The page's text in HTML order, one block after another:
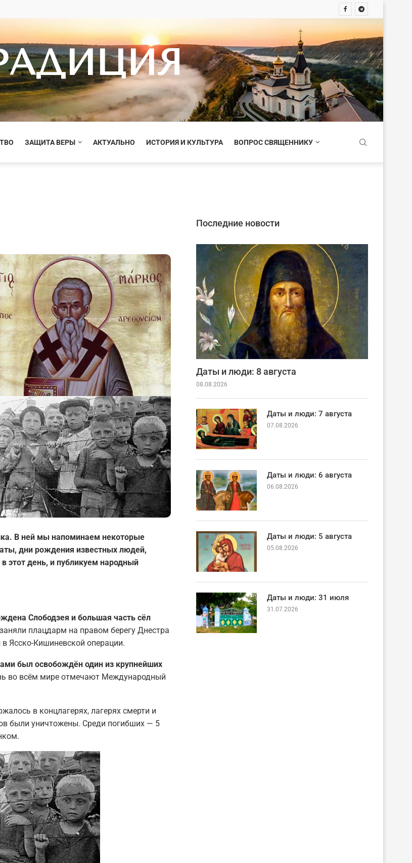
ЗАЩИТА ВЕРЫ АКТУАЛЬНО ИСТОРИЯ И КУЛЬТУРА ВОПРОС СВЯЩЕННИКУ
В ней мы напоминаем некоторые
дни рождения известных людей,
этот день, и публикуем народный
Слободзея и большая часть сёл
плацдарм на правом берегу Днестра
Ясско-Кишиневской операции.
был освобождён один из крупнейших
во всём мире отмечают Международный
в концлагерях, лагерях смерти и
были уничтожены. Среди погибших — 5
Последние новости
Даты и люди: 8 августа
08.08.2026
Даты и люди: 7 августа
07.08.2026
Даты и люди: 6 августа
06.08.2026
Даты и люди: 5 августа
05.08.2026
Даты и люди: 31 июля
31.07.2026